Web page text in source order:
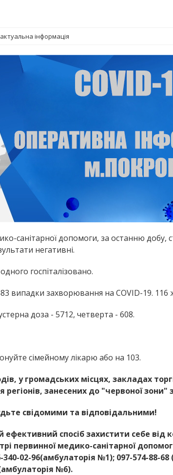
інформація
санітарної допомоги, за останню
негативні.
госпіталізовано.
випадки захворювання на COVID-19. 116
доза - 5712, четверта - 608.
сімейному лікарю або на 103.
у громадських місцях, закладах
регіонів, занесених до "червоної зони"
свідомими та відповідальними!
спосіб захистити себе від
первинної медико-санітарної
02-96(амбулаторія №1); 097-574-88-68
№6).